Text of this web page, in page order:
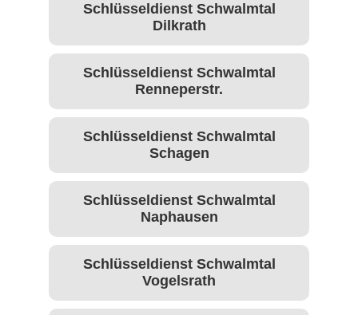
Schlüsseldienst Schwalmtal
Dilkrath
Schlüsseldienst Schwalmtal
Renneperstr.
Schlüsseldienst Schwalmtal
Schagen
Schlüsseldienst Schwalmtal
Naphausen
Schlüsseldienst Schwalmtal
Vogelsrath